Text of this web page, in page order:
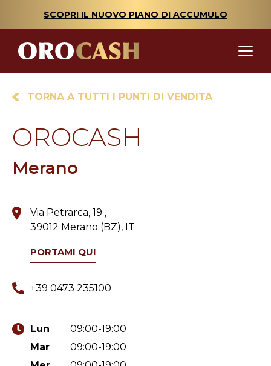
SCOPRI IL NUOVO PIANO DI ACCUMULO
TORNA A TUTTI I PUNTI DI VENDITA
OROCASH
Merano
Via Petrarca, 19 ,
39012 Merano (BZ), IT
PORTAMI QUI
+39 0473 235100
Lun
09:00-19:00
Mar
09:00-19:00